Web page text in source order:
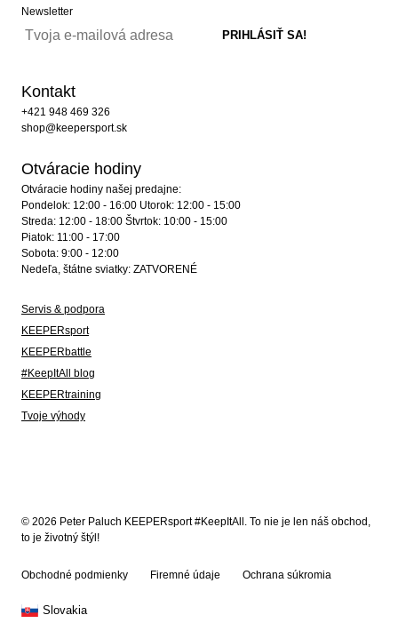
Newsletter
Kontakt
+421 948 469 326
shop@keepersport.sk
Otváracie hodiny
Otváracie hodiny našej predajne:
Pondelok: 12:00 - 16:00 Utorok: 12:00 - 15:00
Streda: 12:00 - 18:00 Štvrtok: 10:00 - 15:00
Piatok: 11:00 - 17:00
Sobota: 9:00 - 12:00
Nedeľa, štátne sviatky: ZATVORENÉ
Servis & podpora
KEEPERsport
KEEPERbattle
#KeepItAll blog
KEEPERtraining
Tvoje výhody
© 2026 Peter Paluch KEEPERsport #KeepItAll. To nie je len náš obchod,
to je životný štýl!
Obchodné podmienky Firemné údaje Ochrana súkromia
Slovakia